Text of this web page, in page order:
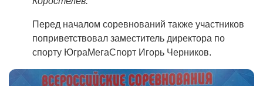
Перед началом соревнований также участников
поприветствовал заместитель директора по
спорту ЮграМегаСпорт Игорь Черников.